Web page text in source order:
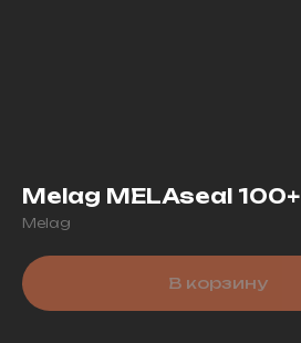
Melag MELAseal 100+
Melag
В корзину